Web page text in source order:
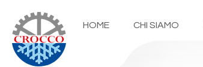
HOME CHI SIAMO